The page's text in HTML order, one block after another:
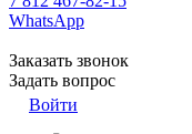
WhatsApp
Заказать звонок
Задать вопрос
Войти